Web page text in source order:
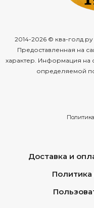
2014-2026 © ква-
Предоставленная на
характер. Информация на
определяемой
Доставка и